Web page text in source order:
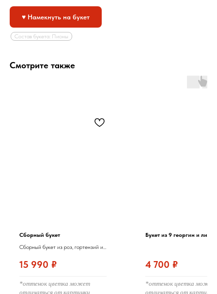
♥ Намекнуть на букет
Состав букета: Пионы
Смотрите также
Сборный букет
Сборный букет из роз, гортензий и
15 990 ₽
*оттенок цветка может
отличаться от картинки
Букет из 9 георгин и
4 700 ₽
*оттенок цветка может
отличаться от картинки